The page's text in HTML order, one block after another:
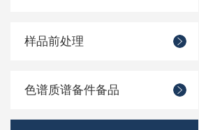
样品前处理
色谱质谱备件备品